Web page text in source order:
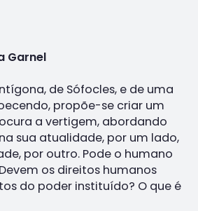
Garnel
de Sófocles, e de uma
propõe-se criar um
a vertigem, abordando
sua atualidade, por um lado,
por outro. Pode o humano
os direitos humanos
do poder instituído? O que é